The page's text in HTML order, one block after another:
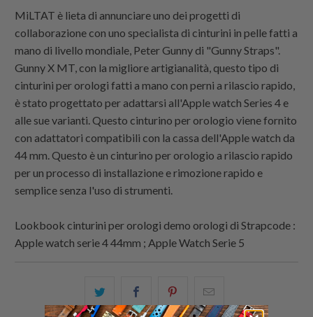
MiLTAT è lieta di annunciare uno dei progetti di
collaborazione con uno specialista di cinturini in pelle fatti a
mano di livello mondiale, Peter Gunny di "Gunny Straps".
Gunny X MT, con la migliore artigianalità, questo tipo di
cinturini per orologi fatti a mano con perni a rilascio rapido,
è stato progettato per adattarsi all'Apple watch Series 4 e
alle sue varianti. Questo cinturino per orologio viene fornito
con adattatori compatibili con la cassa dell'Apple watch da
44 mm. Questo è un cinturino per orologio a rilascio rapido
per un processo di installazione e rimozione rapido e
semplice senza l'uso di strumenti.
Lookbook cinturini per orologi demo orologi di Strapcode :
Apple watch serie 4 44mm ; Apple Watch Serie 5
Condividi
questo
Share
this
Condividi
questo this